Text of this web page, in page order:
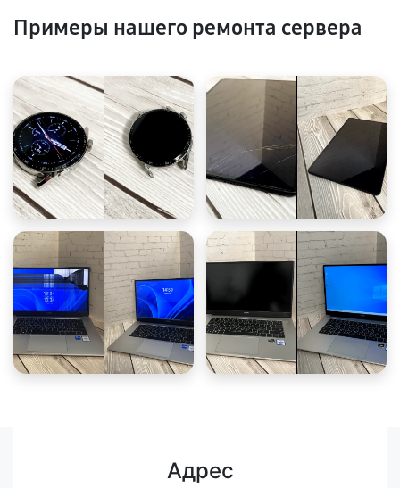
Примеры нашего ремонта сервера
Адрес